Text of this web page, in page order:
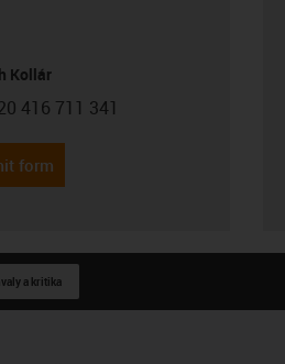
Kollár
phone
416 711 341
form
a kritika